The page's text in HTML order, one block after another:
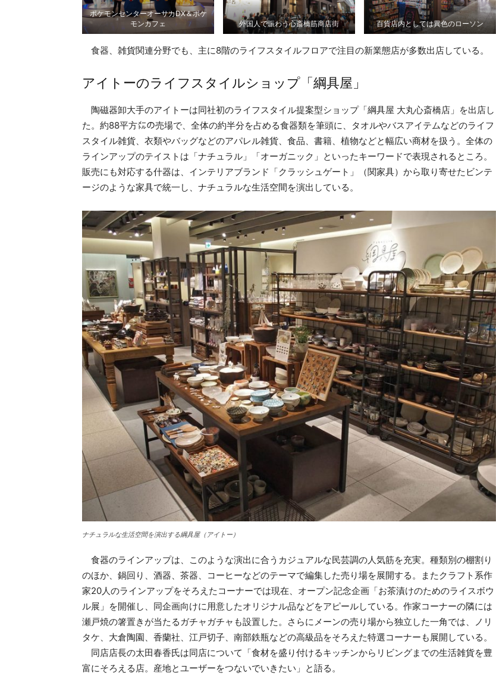
ポケモンセンターオーサカDX＆ポケ
モンカフェ
外国人で賑わう心斎橋筋商店街 百貨店内としては異色のローソン
食器、雑貨関連分野でも、主に8階のライフスタイルフロアで注目の新業態店が多数出店している。
アイトーのライフスタイルショップ「綱具屋」
陶磁器卸大手のアイトーは同社初のライフスタイル提案型ショップ「綱具屋 大丸心斎橋店」を出店し
た。約88平方㍍の売場で、全体の約半分を占める食器類を筆頭に、タオルやバスアイテムなどのライフ
スタイル雑貨、衣類やバッグなどのアパレル雑貨、食品、書籍、植物などと幅広い商材を扱う。全体の
ラインアップのテイストは「ナチュラル」「オーガニック」といったキーワードで表現されるところ。
販売にも対応する什器は、インテリアブランド「クラッシュゲート」（関家具）から取り寄せたビンテ
ージのような家具で統一し、ナチュラルな生活空間を演出している。
ナチュラルな生活空間を演出する綱具屋（アイトー）
食器のラインアップは、このような演出に合うカジュアルな民芸調の人気筋を充実。種類別の棚割り
のほか、鍋回り、酒器、茶器、コーヒーなどのテーマで編集した売り場を展開する。またクラフト系作
家20人のラインアップをそろえたコーナーでは現在、オープン記念企画「お茶漬けのためのライスボウ
ル展」を開催し、同企画向けに用意したオリジナル品などをアピールしている。作家コーナーの隣には
瀬戸焼の箸置きが当たるガチャガチャも設置した。さらにメーンの売り場から独立した一角では、ノリ
タケ、大倉陶園、香蘭社、江戸切子、南部鉄瓶などの高級品をそろえた特選コーナーも展開している。
同店店長の太田春香氏は同店について「食材を盛り付けるキッチンからリビングまでの生活雑貨を豊
富にそろえる店。産地とユーザーをつないでいきたい」と語る。